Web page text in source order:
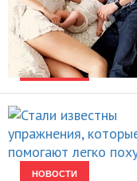
НОВОСТИ